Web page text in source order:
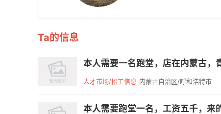
Ta的信息
本人需要一名跑堂，店在内蒙古，
人才市场/招工信息 内蒙古自治区/呼和浩特市
本人需要跑堂一名，工资五千，